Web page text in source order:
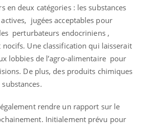
en deux catégories : les substances
jugées acceptables pour
perturbateurs endocriniens ,
Une classification qui laisserait
lobbies de l’agro-alimentaire pour
De plus, des produits chimiques
rendre un rapport sur le
Initialement prévu pour